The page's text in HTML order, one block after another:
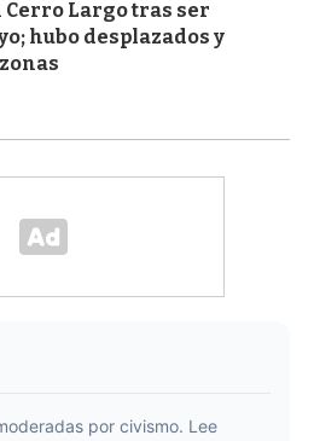
Largo tras ser
hubo desplazados y